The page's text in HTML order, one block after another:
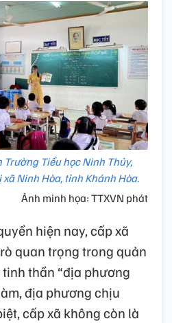
Trường Tiểu học Ninh Thủy,
Ninh Hòa, tỉnh Khánh Hòa.
Ảnh minh họa: TTXVN phát
hiện nay, cấp xã
quan trọng trong quản
thần “địa phương
địa phương chịu
cấp xã không còn là